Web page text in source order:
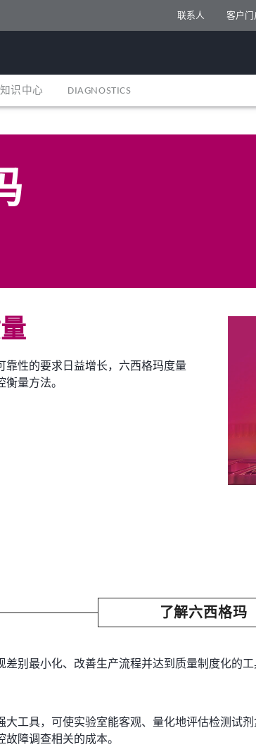
联系人 客户门
知识中心 DIAGNOSTICS
靠性的要求日益增长，六西格玛度量
量方法。
了解六西格玛
别最小化、改善生产流程并达到质量制度化的
工具，可使实验室能客观、量化地评估检测试
障调查相关的成本。